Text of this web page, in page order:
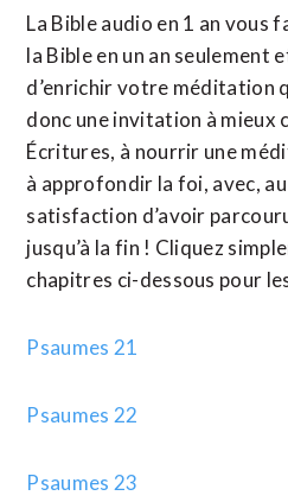
La Bible audio en 1 an
la Bible en un an seulement
d’enrichir votre méditation
donc une invitation à mieux
Écritures, à nourrir une
à approfondir la foi, avec, au
satisfaction d’avoir
jusqu’à la fin ! Cliquez
chapitres ci-dessous pour
Psaumes 21
Psaumes 22
Psaumes 23